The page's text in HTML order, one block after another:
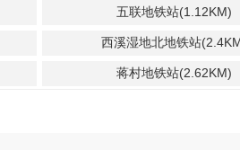
五联地铁站(1.12KM)
西溪湿地北地铁站
蒋村地铁站(2.62KM)